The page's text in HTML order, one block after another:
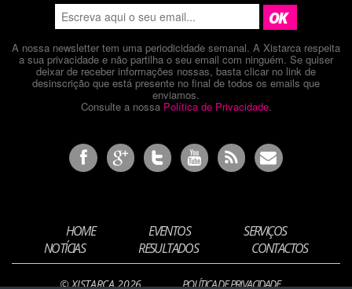
A nossa newsletter tem uma periodicidade semanal. A Xistarca respeita
a sua privacidade e não partilha o seu email com ninguém. Se quiser
deixar de receber informações nossas, basta clicar no link de
desinscrição que está presente no final de todos os emails que
enviamos.
Consulte a nossa Política de Privacidade.
HOME EVENTOS
SERVIÇOS
NOTÍCIAS
RESULTADOS CONTACTOS
© XISTARCA 2026 POLÍTICA DE PRIVACIDADE